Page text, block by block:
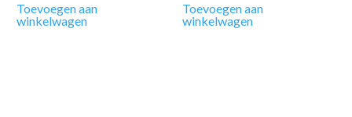
Toevoegen aan
winkelwagen
Toevoegen aan
winkelwagen